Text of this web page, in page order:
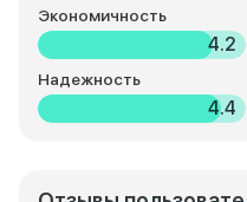
Экономичность
4.2
Надежность
4.4